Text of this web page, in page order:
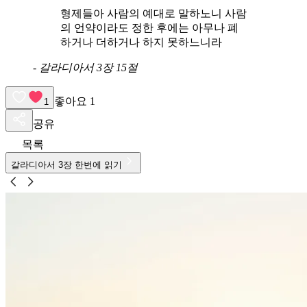
형제들아 사람의 예대로 말하노니 사람
의 언약이라도 정한 후에는 아무나 폐
하거나 더하거나 하지 못하느니라
- 갈라디아서 3장 15절
1 좋아요 1
공유
목록
갈라디아서 3장 한번에 읽기